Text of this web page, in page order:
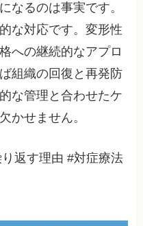
なるのは事実です。
な対応です。変形性
への継続的なアプロ
組織の回復と再発防
な管理と合わせたケ
かせません。
返す理由 #対症療法